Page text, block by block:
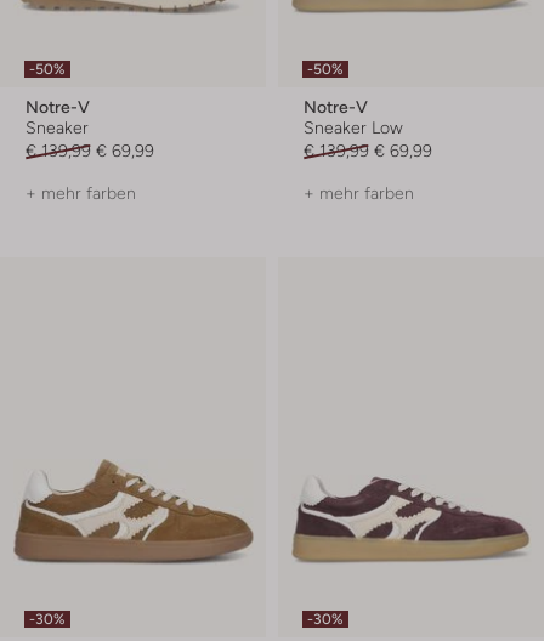
-50%
Notre-V
Sneaker
€ 139,99 € 69,99
+ mehr farben
-50%
Notre-V
Sneaker Low
€ 139,99 € 69,99
+ mehr farben
-30% -30%